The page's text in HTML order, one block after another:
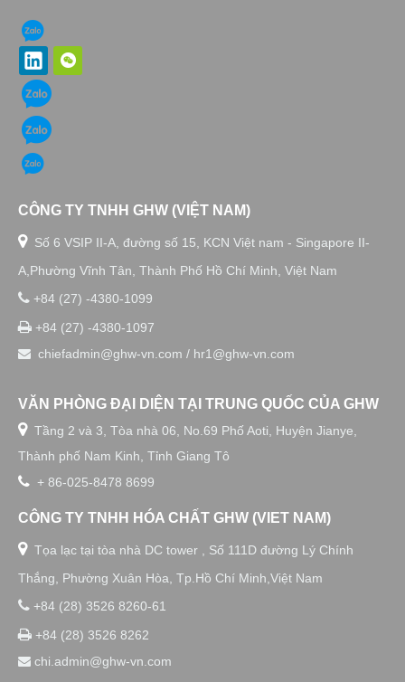
CÔNG TY TNHH GHW (VIỆT NAM)
 Số 6 VSIP II-A, đường số 15, KCN Việt nam - Singapore II-
A,Phường Vĩnh Tân, Thành Phố Hồ Chí Minh, Việt Nam
 +84 (27) -4380-1099
 +84 (27) -4380-1097
 chiefadmin@ghw-vn.com / hr1@ghw-vn.com
VĂN PHÒNG ĐẠI DIỆN TẠI TRUNG QUỐC CỦA GHW
 Tầng 2 và 3, Tòa nhà 06, No.69 Phố Aoti, Huyện Jianye,
Thành phố Nam Kinh, Tỉnh Giang Tô
 + 86-025-8478 8699
CÔNG TY TNHH HÓA CHẤT GHW (VIET NAM)
 Tọa lạc tại tòa nhà DC tower , Số 111D đường Lý Chính
Thắng, Phường Xuân Hòa, Tp.Hồ Chí Minh,Việt Nam
 +84 (28) 3526 8260-61
 +84 (28) 3526 8262
 chi.admin@ghw-vn.com